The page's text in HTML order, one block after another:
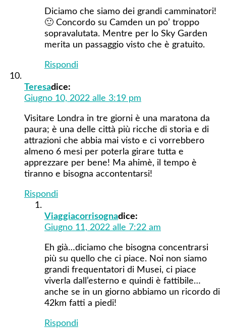
Diciamo che siamo dei grandi camminatori!
🙂 Concordo su Camden un po’ troppo
sopravalutata. Mentre per lo Sky Garden
merita un passaggio visto che è gratuito.
Rispondi
Teresadice:
Giugno 10, 2022 alle 3:19 pm
Visitare Londra in tre giorni è una maratona da
paura; è una delle città più ricche di storia e di
attrazioni che abbia mai visto e ci vorrebbero
almeno 6 mesi per poterla girare tutta e
apprezzare per bene! Ma ahimè, il tempo è
tiranno e bisogna accontentarsi!
Rispondi
Viaggiacorrisognadice:
Giugno 11, 2022 alle 7:22 am
Eh già…diciamo che bisogna concentrarsi
più su quello che ci piace. Noi non siamo
grandi frequentatori di Musei, ci piace
viverla dall’esterno e quindi è fattibile…
anche se in un giorno abbiamo un ricordo di
42km fatti a piedi!
Rispondi